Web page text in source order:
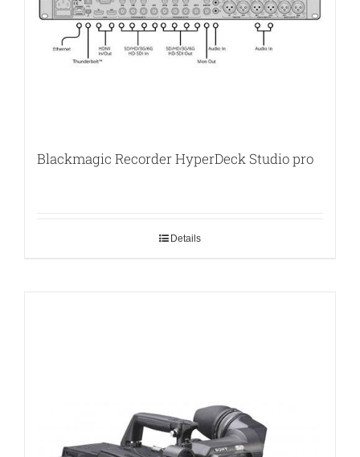
Blackmagic Recorder HyperDeck Studio pro
Details